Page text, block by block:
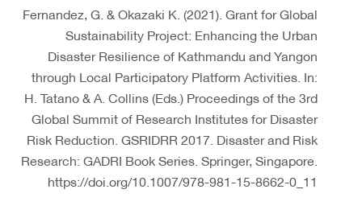
Fernandez, G. & Okazaki K. (2021). Grant for Global
Sustainability Project: Enhancing the Urban
Disaster Resilience of Kathmandu and Yangon
through Local Participatory Platform Activities. In:
H. Tatano & A. Collins (Eds.) Proceedings of the 3rd
Global Summit of Research Institutes for Disaster
Risk Reduction. GSRIDRR 2017. Disaster and Risk
Research: GADRI Book Series. Springer, Singapore.
https://doi.org/10.1007/978-981-15-8662-0_11